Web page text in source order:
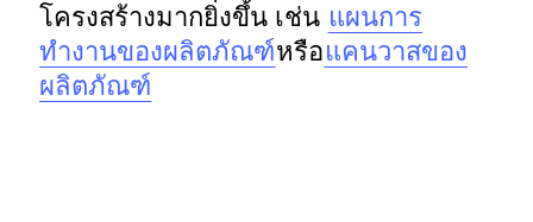
โครงสร้างมากยิ่งขึ้น เช่น แผนการ
ทำงานของผลิตภัณฑ์หรือแคนวาสของ
ผลิตภัณฑ์